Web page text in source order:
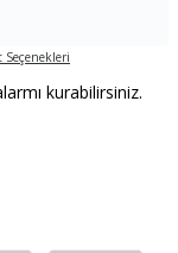
Çantası
Seçenekleri
kurabilirsiniz.